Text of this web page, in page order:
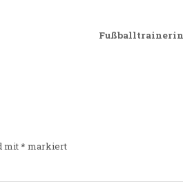
Fußballtrainerin
mit* markiert